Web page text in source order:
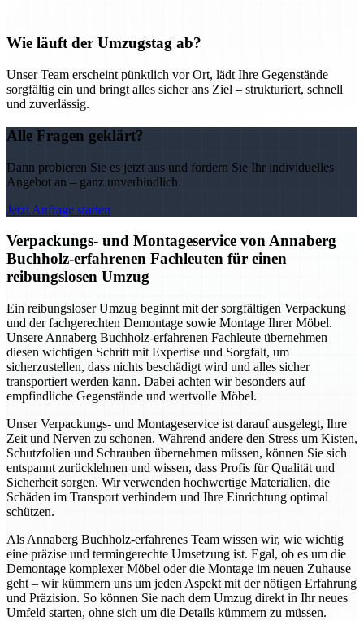
Wie läuft der Umzugstag ab?
Unser Team erscheint pünktlich vor Ort, lädt Ihre Gegenstände
sorgfältig ein und bringt alles sicher ans Ziel – strukturiert, schnell
und zuverlässig.
Alle Fragen geklärt?
Dann probieren Sie es jetzt aus und fordern Sie Ihr individuelles
Angebot an – ganz unverbindlich.
Jetzt Anfrage starten
Verpackungs- und Montageservice von Annaberg
Buchholz-erfahrenen Fachleuten für einen
reibungslosen Umzug
Ein reibungsloser Umzug beginnt mit der sorgfältigen Verpackung
und der fachgerechten Demontage sowie Montage Ihrer Möbel.
Unsere Annaberg Buchholz-erfahrenen Fachleute übernehmen
diesen wichtigen Schritt mit Expertise und Sorgfalt, um
sicherzustellen, dass nichts beschädigt wird und alles sicher
transportiert werden kann. Dabei achten wir besonders auf
empfindliche Gegenstände und wertvolle Möbel.
Unser Verpackungs- und Montageservice ist darauf ausgelegt, Ihre
Zeit und Nerven zu schonen. Während andere den Stress um Kisten,
Schutzfolien und Schrauben übernehmen müssen, können Sie sich
entspannt zurücklehnen und wissen, dass Profis für Qualität und
Sicherheit sorgen. Wir verwenden hochwertige Materialien, die
Schäden im Transport verhindern und Ihre Einrichtung optimal
schützen.
Als Annaberg Buchholz-erfahrenes Team wissen wir, wie wichtig
eine präzise und termingerechte Umsetzung ist. Egal, ob es um die
Demontage komplexer Möbel oder die Montage im neuen Zuhause
geht – wir kümmern uns um jeden Aspekt mit der nötigen Erfahrung
und Präzision. So können Sie nach dem Umzug direkt in Ihr neues
Umfeld starten, ohne sich um die Details kümmern zu müssen.